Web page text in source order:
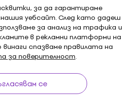
за да гарантираме
уебсайт. След като дадеш
за анализ на трафика и
в рекламни платформи на
спазваме правилата на
за поверителност.
се